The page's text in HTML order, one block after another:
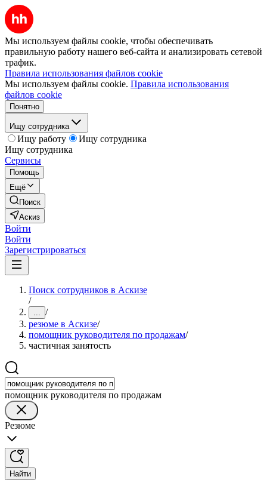
Мы используем файлы cookie, чтобы обеспечивать
правильную работу нашего веб-сайта и анализировать сетевой
трафик.
Правила использования файлов cookie
Мы используем файлы cookie. Правила использования
файлов cookie
Понятно
Ищу сотрудника
Ищу работу
Ищу сотрудника
Ищу сотрудника
Сервисы
Помощь
Ещё
Поиск
Аскиз
Войти
Войти
Зарегистрироваться
Поиск сотрудников в Аскизе
/
... /
резюме в Аскизе/
помощник руководителя по продажам/
частичная занятость
помощник руководителя по продажам
Резюме
Найти